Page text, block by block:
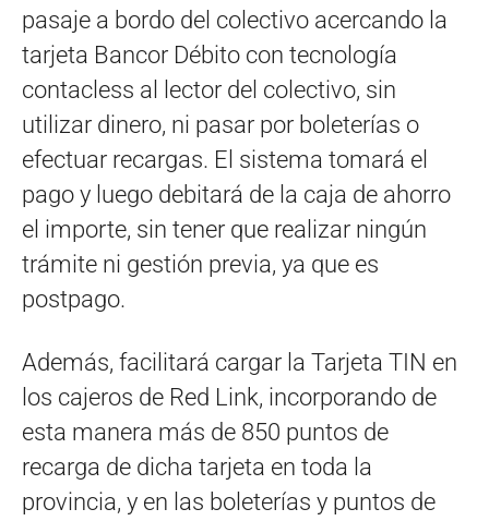
pasaje a bordo del colectivo acercando la
tarjeta Bancor Débito con tecnología
contacless al lector del colectivo, sin
utilizar dinero, ni pasar por boleterías o
efectuar recargas. El sistema tomará el
pago y luego debitará de la caja de ahorro
el importe, sin tener que realizar ningún
trámite ni gestión previa, ya que es
postpago.
Además, facilitará cargar la Tarjeta TIN en
los cajeros de Red Link, incorporando de
esta manera más de 850 puntos de
recarga de dicha tarjeta en toda la
provincia, y en las boleterías y puntos de